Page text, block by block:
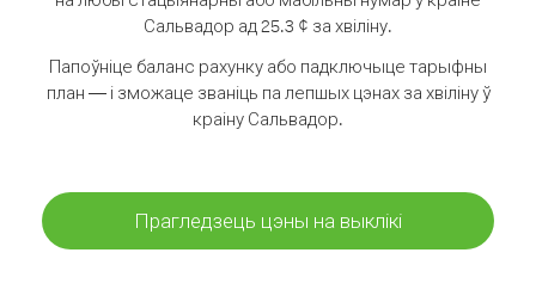
Сальвадор ад 25.3 ¢ за хвіліну.
Папоўніце баланс рахунку або падключыце тарыфны
план — і зможаце званіць па лепшых цэнах за хвіліну ў
краіну Сальвадор.
Прагледзець цэны на выклікі